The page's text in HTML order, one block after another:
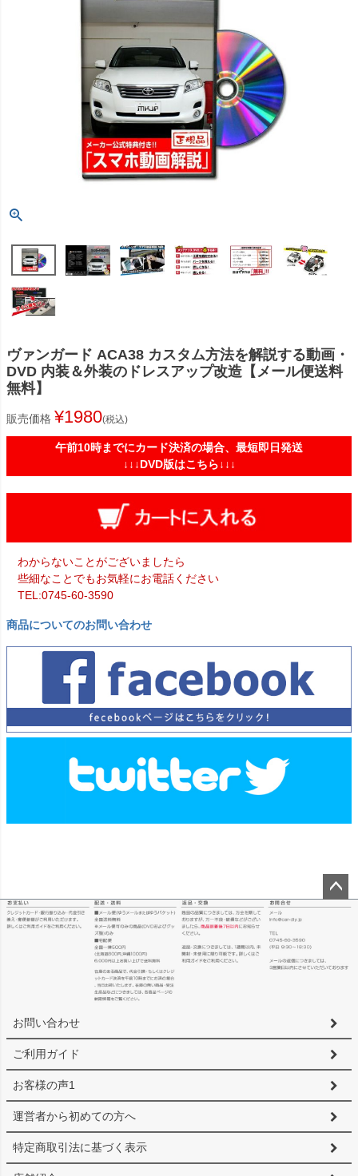
ヴァンガード ACA38 カスタム方法を解説する動画・
DVD 内装＆外装のドレスアップ改造【メール便送料
無料】
販売価格 ¥1980 税込
午前10時までにカード決済の場合、最短即日発送
↓↓↓DVD版はこちら↓↓↓
わからないことがございましたら
些細なことでもお気軽にお電話ください
TEL:0745-60-3590
商品についてのお問い合わせ
ペー
へ
お問い合わせ
ご利用ガイド
お客様の声1
運営者から初めての方へ
特定商取引法に基づく表示